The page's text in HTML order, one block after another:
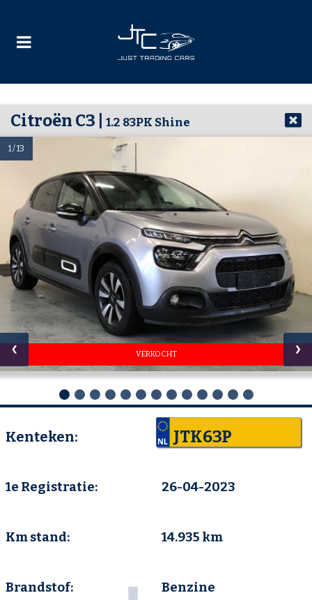
Citroën C3 | 1.2 83PK Shine
1 / 13
VERKOCHT
❮ ❯
Kenteken: JTK63P
1e Registratie: 26-04-2023
Km stand: 14.935 km
Brandstof: Benzine